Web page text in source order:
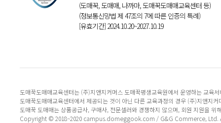
(도매꾹, 도매매, 나까마, 도매꾹도매매교육센터 등)
(정보통신망법 제 47조의 7에 따른 인증의 특례)
[유효기간] 2024.10.20~2027.10.19
도매꾹도매매교육센터는 (주)지앤지커머스 도매꾹평생교육원에서 운영하는 교육
도매꾹도매매교육센터에서 제공되는 것이 아닌 다른 교육과정의 경우 (주)지앤지
도매꾹 도매매는 상품공급사, 구매사, 전문셀러와 경쟁하지 않으며, 회원 지원을 위
Copyright © 2018~2020 campus.domeggook.com / G&G Commerce, Ltd.